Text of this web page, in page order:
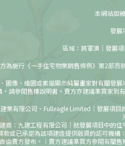
本網站如
發展
區域：將軍澳｜發展
為施行《一手住宅物業銷售條例》第2部而
圖像、繪圖或素描顯示純屬畫家對有關發
請參閱售樓說明書。賣方亦建議準買家到
業有限公司、Fulleagle Limited｜發展項
商：九建工程有限公司｜就發展項目中的
款或已承諾為該項建造提供融資的認可機
由賣方發布。｜賣方建議準買方參閱有關